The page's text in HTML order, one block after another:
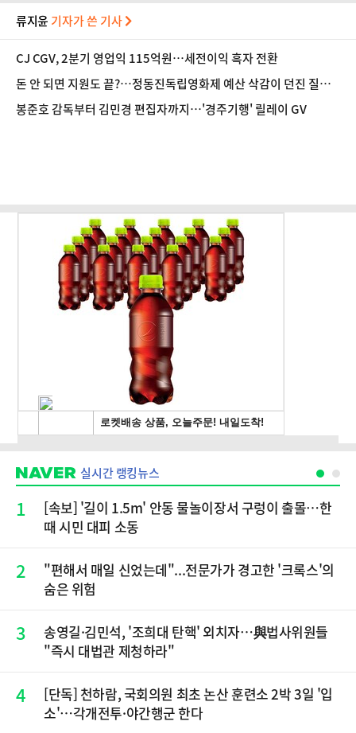
류지윤 기자가 쓴 기사
CJ CGV, 2분기 영업익 115억원…세전이익 흑자 전환
돈 안 되면 지원도 끝?…정동진독립영화제 예산 삭감이 던진 질문
[초점]
봉준호 감독부터 김민경 편집자까지…'경주기행' 릴레이 GV
실시간 랭킹뉴스
1
[속보] '길이 1.5m' 안동 물놀이장서 구렁이 출몰…한
때 시민 대피 소동
2
"편해서 매일 신었는데"...전문가가 경고한 '크록스'의
숨은 위험
3
송영길·김민석, '조희대 탄핵' 외치자…與법사위원들
"즉시 대법관 제청하라"
4
[단독] 천하람, 국회의원 최초 논산 훈련소 2박 3일 '입
소'…각개전투·야간행군 한다